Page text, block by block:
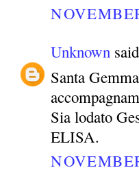
Unknown
Santa
Sia lodato
ELISA.